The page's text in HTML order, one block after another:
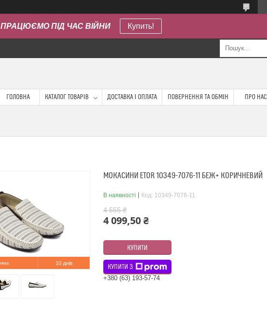
ПРАЦЮЄМО ПІД ЧАС ВІЙНИ Купить!
ГОЛОВНА КАТАЛОГ ТОВАРІВ ДОСТАВКА І ОПЛАТА ПОВЕРНЕННЯ ТА ОБМІН ПРО НАС
10 днів
МОКАСИНИ ETOR 10349-7076-11 БЕЖ+ КОРИЧНЕВИЙ
В наявності Код: 10349-7076-11
4 555 ₴
4 099,50 ₴
КУПИТИ
КУПИТИ З
+380 (63) 193-57-74